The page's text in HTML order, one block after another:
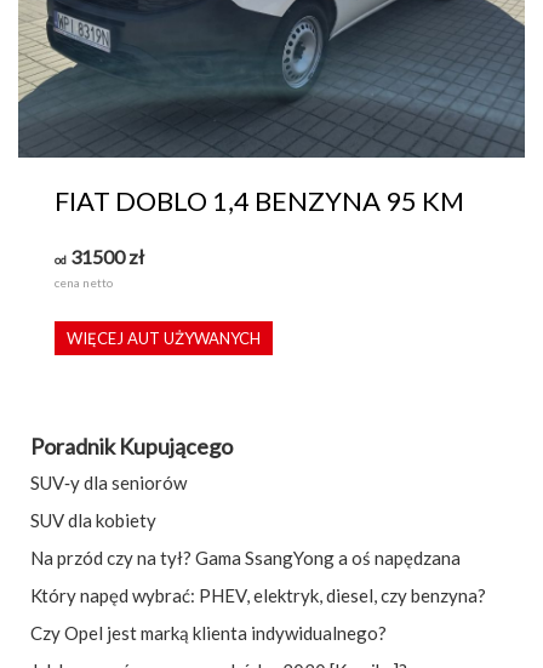
FIAT DOBLO 1,4 BENZYNA 95 KM
od 31500zł
cena netto
WIĘCEJ AUT UŻYWANYCH
Poradnik Kupującego
SUV‑y dla seniorów
SUV dla kobiety
Na przód czy na tył? Gama SsangYong a oś napędzana
Który napęd wybrać: PHEV, elektryk, diesel, czy benzyna?
Czy Opel jest marką klienta indywidualnego?